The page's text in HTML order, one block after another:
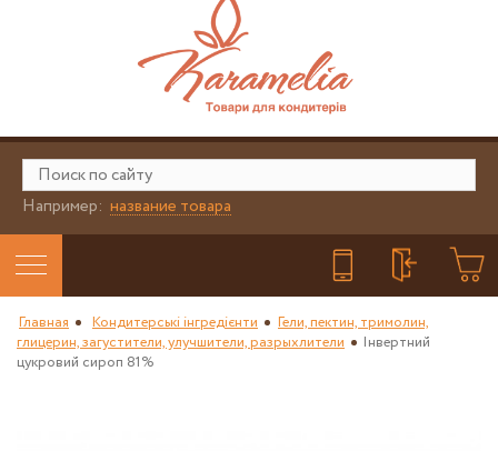
Например: название товара
Главная Кондитерські інгредієнти
Гели, пектин, тримолин,
глицерин, загустители, улучшители, разрыхлители
Інвертний
цукровий сироп 81%